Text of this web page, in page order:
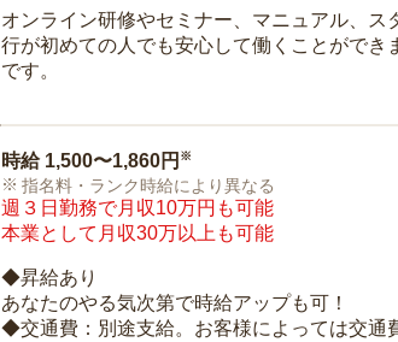
オンライン研修やセミナー、マニュアル、
行が初めての人でも安心して働くことがで
です。
時給 1,500〜1,860円 ※
指名料・ランク時給により異なる
週３日勤務で月収10万円も可能
本業として月収30万以上も可能
◆昇給あり
あなたのやる気次第で時給アップも可！
◆交通費：別途支給。お客様によっては交通